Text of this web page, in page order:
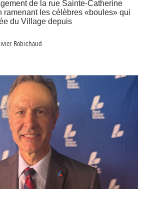
de la rue Sainte-Catherine
ramenant les célèbres «boules» qui
du Village depuis
Robichaud